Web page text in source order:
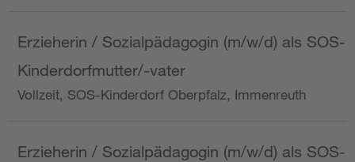
Erzieherin / Sozialpädagogin (m/w/d) als SOS-
Kinderdorfmutter/-vater
Vollzeit, SOS-Kinderdorf Oberpfalz, Immenreuth
Erzieherin / Sozialpädagogin (m/w/d) als SOS-